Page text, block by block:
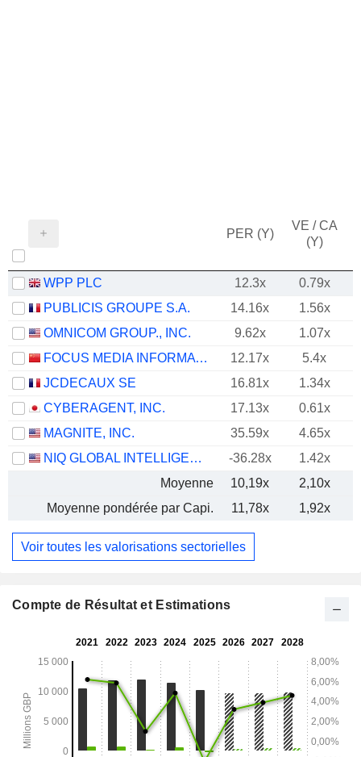
PER (Y)
VE / CA
(Y)
WPP PLC 12.3x
0.79x
PUBLICIS GROUPE S.A.
14.16x
1.56x
OMNICOM GROUP., INC.
9.62x
1.07x
FOCUS MEDIA INFORMATION TECHNOLOGY CO., LTD.
12.17x
5.4x
JCDECAUX SE
16.81x
1.34x
CYBERAGENT, INC.
17.13x
0.61x
MAGNITE, INC.
35.59x 4.65x
NIQ GLOBAL INTELLIGENCE PLC
-36.28x
1.42x
Moyenne
10,19x
2,10x
Moyenne pondérée par Capi.
11,78x 1,92x
Voir toutes les valorisations sectorielles
Compte de Résultat et Estimations